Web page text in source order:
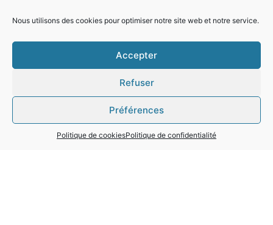
Nous utilisons des cookies pour optimiser notre site web et notre service.
Accepter
Refuser
Préférences
Politique de cookiesPolitique de confidentialité